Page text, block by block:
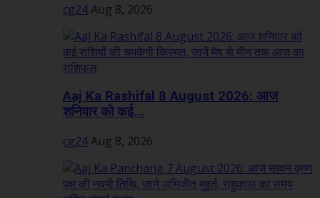
cg24Aug 8, 2026
Aaj Ka Rashifal 8 August 2026: आज
शनिवार को कई...
cg24Aug 8, 2026